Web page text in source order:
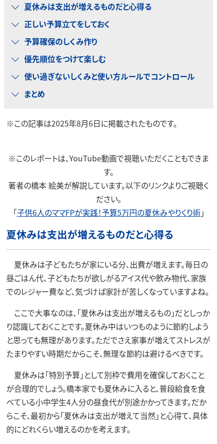
夏休みは支出が増えるものだと心得る
正しい予算立てをしておく
予算確保のしくみ作り
優先順位をつけて楽しむ
使い過ぎないしくみと使い方ルールでコントロール
まとめ
※この記事は2025年8月6日に掲載されたものです。
※このレポートは、YouTube動画で視聴いただくこともできま
す。
著者の橋本 絵美が解説しています。以下のリンクよりご視聴く
ださい。
「子供6人のママFPが実践！予算5万円の夏休みやりくり術」
夏休みは支出が増えるものだと心得る
夏休みは子どもたちが家にいる分、出費が増えます。毎日の
昼ごはん代、子どもたちが欲しがるアイス代や飲み物代、家族
でのレジャー費など、気づけば家計が苦しくなっていますよね。
ここで大事なのは、「夏休みは支出が増えるもの」だとしっか
り認識しておくことです。夏休み中はいつものように節約しよう
と思っても無理があります。ただでさえ家事が増えてストレスが
たまりやすい時期だからこそ、無理な節約は避けるべきです。
夏休みは「特別予算」として別枠で費用を確保しておくこと
が合理的でしょう。橋本家でも夏休みに入ると、普段給食を食
べている小中学生4人分の昼食代が別途かかってきます。だか
らこそ、最初から「夏休みは支出が増えて当然」と心得て、具体
的にどれくらい増えるのかを考えます。